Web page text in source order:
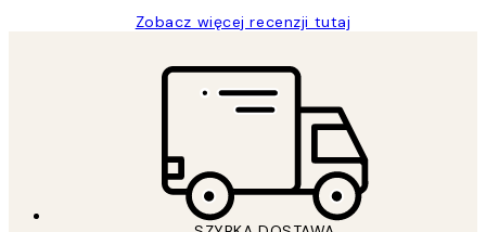
Zobacz więcej recenzji tutaj